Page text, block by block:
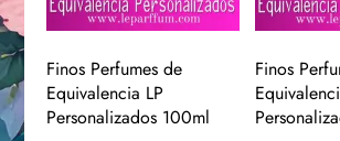
Finos Perfumes de
Equivalencia LP
Personalizados 100ml
Finos